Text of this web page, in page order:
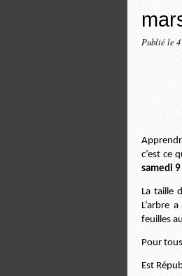
Publié le
c’est ce
samedi
La taille
L’arbre
feuilles
Pour
Est